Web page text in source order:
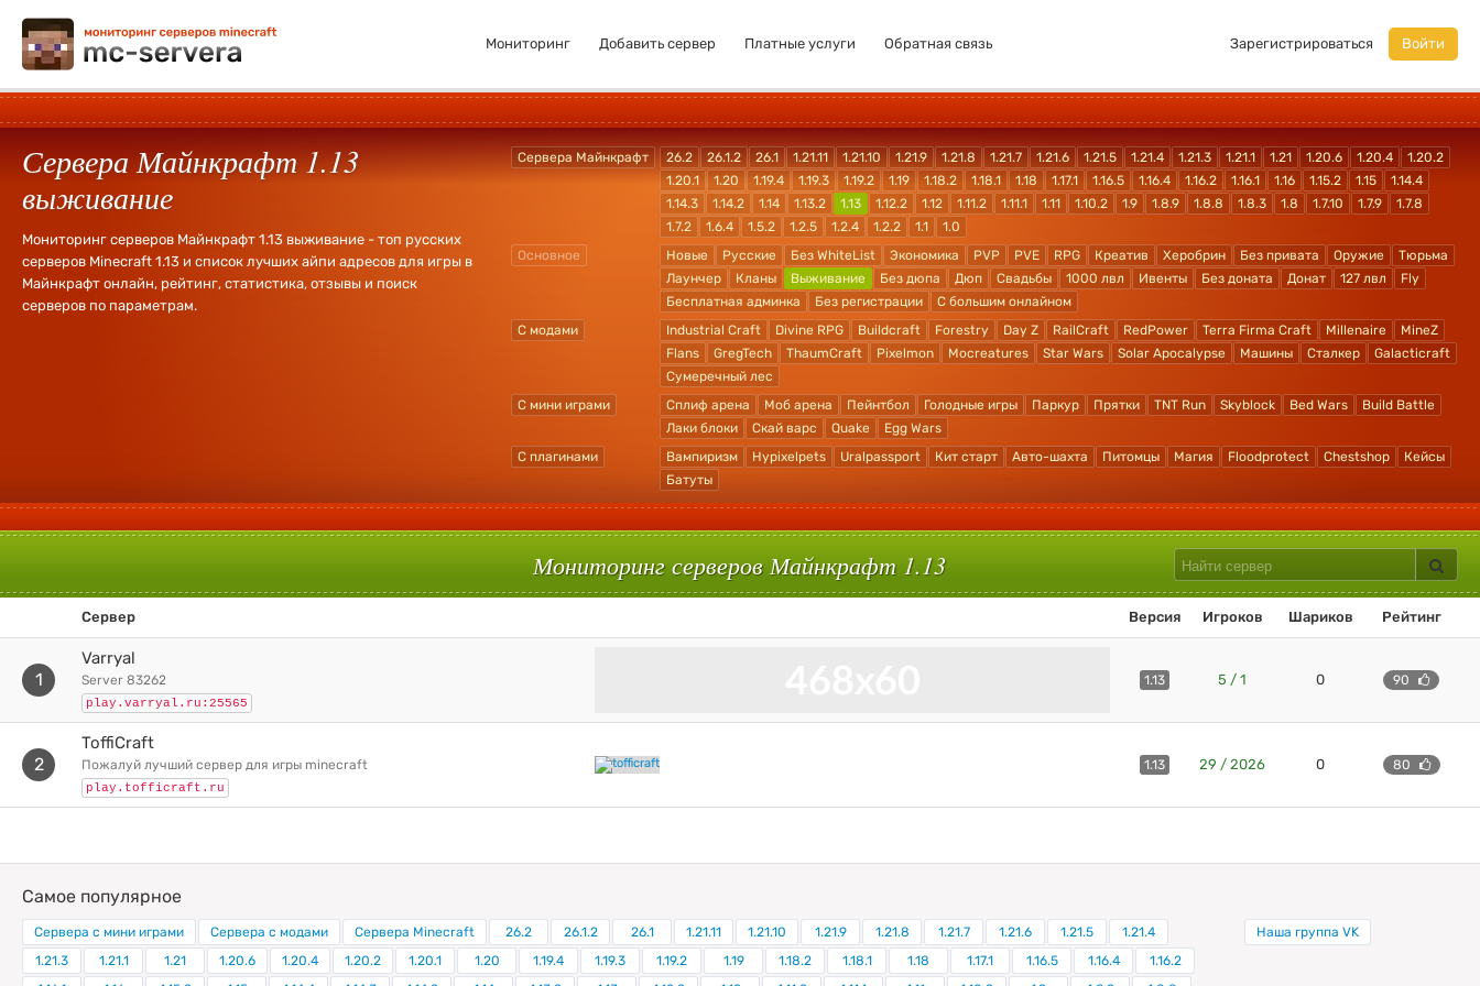
Мониторинг Добавить сервер Платные услуги Обратная связь Зарегистрироваться Войти
Сервера Майнкрафт 1.13
выживание
Мониторинг серверов Майнкрафт 1.13 выживание - топ русских
серверов Minecraft 1.13 и список лучших айпи адресов для игры в
Майнкрафт онлайн, рейтинг, статистика, отзывы и поиск
серверов по параметрам.
Сервера Майнкрафт 26.2 26.1.2 26.1 1.21.11 1.21.10 1.21.9 1.21.8 1.21.7 1.21.6 1.21.5 1.21.4 1.21.3 1.21.1 1.21 1.20.6 1.20.4
1.20.2
1.20.1
1.20 1.19.4 1.19.3 1.19.2 1.19 1.18.2 1.18.1 1.18 1.17.1 1.16.5 1.16.4 1.16.2 1.16.1 1.16 1.15.2 1.15
1.14.4
1.14.3
1.14.2 1.14 1.13.2 1.13 1.12.2 1.12 1.11.2 1.11.1 1.11 1.10.2 1.9 1.8.9 1.8.8 1.8.3 1.8 1.7.10 1.7.9
1.7.8
1.7.2
1.6.4 1.5.2 1.2.5 1.2.4 1.2.2 1.1
1.0
Основное
Новые Русские Без WhiteList Экономика PVP PVE RPG Креатив Херобрин Без привата Оружие
Тюрьма
Лаунчер
Кланы Выживание Без дюпа Дюп Свадьбы 1000 лвл Ивенты Без доната Донат 127 лвл
Fly
Бесплатная админка
Без регистрации
С большим онлайном
С модами
Industrial Craft Divine RPG Buildcraft Forestry Day Z RailCraft RedPower Terra Firma Craft Millenaire
MineZ
Flans
GregTech ThaumCraft Pixelmon Mocreatures Star Wars Solar Apocalypse Машины Сталкер
Galacticraft
Сумеречный лес
С мини играми
Сплиф арена Моб арена Пейнтбол Голодные игры Паркур Прятки TNT Run Skyblock Bed Wars
Build Battle
Лаки блоки
Скай варс Quake
Egg Wars
С плагинами
Вампиризм Hypixelpets Uralpassport Кит старт Авто-шахта Питомцы Магия Floodprotect Chestshop
Кейсы
Батуты
Мониторинг серверов Майнкрафт 1.13
Сервер Версия Игроков Шариков Рейтинг
1
Varryal
server 83262
play.varryal.ru:25565
1.13 5 / 1 0 90
2
ToffiCraft
пожалуй лучший сервер для игры minecraft
play.tofficraft.ru
1.13 29 / 2026 0 80
Самое популярное
Сервера с мини играми Сервера с модами Сервера Minecraft 26.2 26.1.2 26.1 1.21.11 1.21.10 1.21.9 1.21.8 1.21.7 1.21.6 1.21.5
1.21.4
1.21.3
1.21.1 1.21 1.20.6 1.20.4 1.20.2 1.20.1 1.20 1.19.4 1.19.3 1.19.2 1.19 1.18.2 1.18.1 1.18 1.17.1 1.16.5 1.16.4
1.16.2
Наша группа VK